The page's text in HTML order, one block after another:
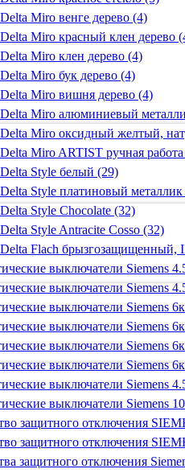
Miro венге дерево (4)
Delta Miro красный клен дерево
Miro клен дерево (4)
Miro бук дерево (4)
Delta Miro вишня дерево (4)
Delta Miro алюминиевый
Delta Miro оксидный желтый,
Delta Miro ARTIST ручная
Delta Style белый (29)
Delta Style платиновый
Style Chocolate (32)
Style Antracite Cosso (32)
Delta Flach брызгозащищенный,
выключатели Siemens
выключатели Siemens
выключатели Siemens
выключатели Siemens
выключатели Siemens
выключатели Siemens
выключатели Siemens
выключатели Siemens
защитного отключения
защитного отключения
защитного отключения